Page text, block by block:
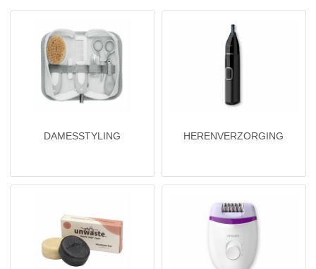
Werkkleding
Kerstpakketten
Tastingpakketten
DAMESSTYLING HERENVERZORGING